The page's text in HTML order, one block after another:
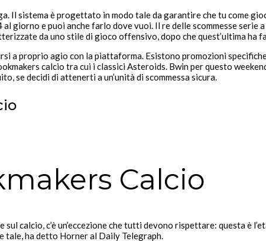
Il sistema è progettato in modo tale da garantire che tu come
giorno e puoi anche farlo dove vuoi. Il re delle scommesse serie
da uno stile di gioco offensivo, dopo che quest’ultima ha
a proprio agio con la piattaforma. Esistono promozioni
calcio tra cui i classici Asteroids. Bwin per questo
se decidi di attenerti a un’unità di scommessa sicura.
Calcio
calcio, c’è un’eccezione che tutti devono rispettare: questa è
tale, ha detto Horner al Daily Telegraph.